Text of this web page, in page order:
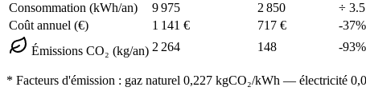
Consommation (kWh/an)
9 975 2 850 ÷ 3.5
Coût annuel (€)
1 141 € 717 € -37%
Émissions CO₂ (kg/an) 2 264 148 -93%
* Facteurs d'émission : gaz naturel 0,227 kgCO₂/kWh — électricité